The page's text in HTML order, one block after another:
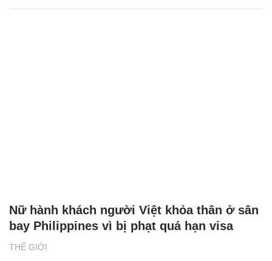
THẾ GIỚI
Nữ hành khách người Việt khỏa thân ở sân
bay Philippines vì bị phạt quá hạn visa